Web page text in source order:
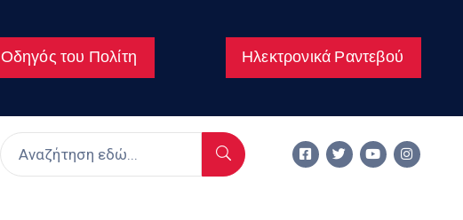
Οδηγός του Πολίτη Ηλεκτρονικά Ραντεβού